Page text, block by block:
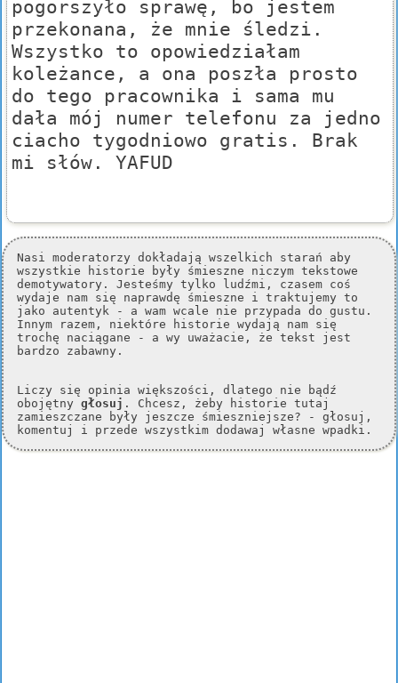
pogorszyło sprawę, bo jestem
przekonana, że mnie śledzi.
Wszystko to opowiedziałam
koleżance, a ona poszła prosto
do tego pracownika i sama mu
dała mój numer telefonu za jedno
ciacho tygodniowo gratis. Brak
mi słów. YAFUD
Nasi moderatorzy dokładają wszelkich starań aby
wszystkie historie były śmieszne niczym tekstowe
demotywatory. Jesteśmy tylko ludźmi, czasem coś
wydaje nam się naprawdę śmieszne i traktujemy to
jako autentyk - a wam wcale nie przypada do gustu.
Innym razem, niektóre historie wydają nam się
trochę naciągane - a wy uważacie, że tekst jest
bardzo zabawny.
Liczy się opinia większości, dlatego nie bądź
obojętny głosuj . Chcesz, żeby historie tutaj
zamieszczane były jeszcze śmieszniejsze? - głosuj,
komentuj i przede wszystkim dodawaj własne wpadki.